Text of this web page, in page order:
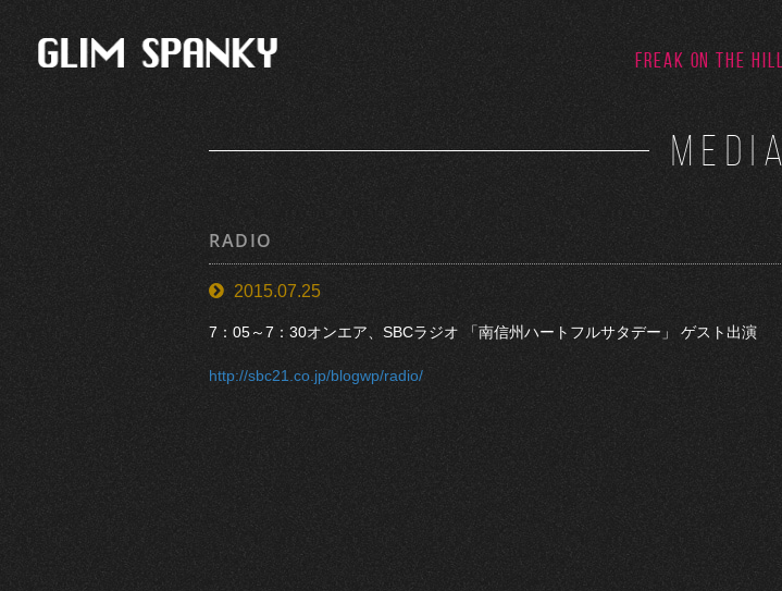
FREAK ON THE HILL
MEDIA
RADIO
2015.07.25
7：05～7：30オンエア、SBCラジオ 「南信州ハートフルサタデー」 ゲスト出演
http://sbc21.co.jp/blogwp/radio/